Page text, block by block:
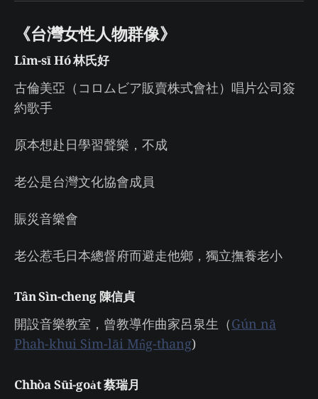
《台灣女性人物群像》
Lîm-sī Hó 林氏好
古倫美亞（コロムビア販賣株式會社）唱片公司簽
約歌手
原本想赴日學習聲樂，不成
老公是台灣文化協會成員
賑災音樂會
老公惹毛日本總督府而避走他鄉，獨立撫養老小
Tân Sìn-cheng 陳信貞
開設音樂教室，曾教導作曲家呂泉生（Gún nā
Phah-khui Sim-lāi Mn̂g-thang)
Chhòa Sūi-goa̍t 蔡瑞月